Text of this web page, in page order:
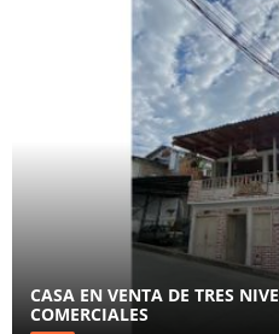
CASA EN VENTA DE TRES
COMERCIALES